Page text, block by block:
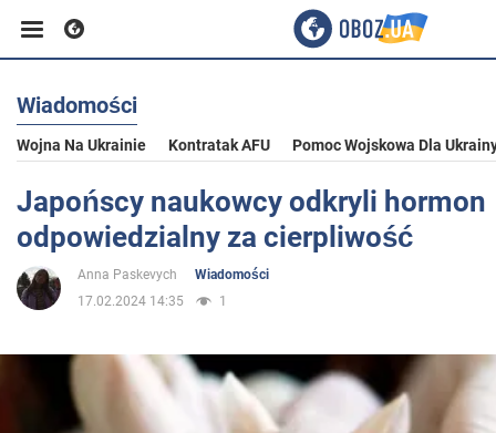
Biznes
Sport
Polityka
Wiadomości
Wojna Na Ukrainie Kontratak AFU Pomoc Wojskowa Dla
Japońscy naukowcy odkryli hormon
odpowiedzialny za cierpliwość
Anna Paskevych
Wiadomości
17.02.2024 14:35
1